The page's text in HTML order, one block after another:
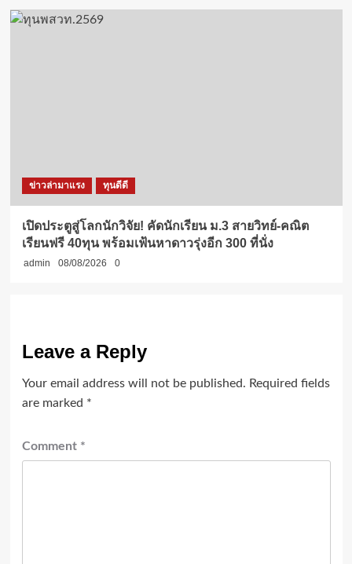
ข่าวล่ามาแรง ทุนดีดี
เปิดประตูสู่โลกนักวิจัย! คัดนักเรียน ม.3 สายวิทย์-คณิต
เรียนฟรี 40ทุน พร้อมเฟ้นหาดาวรุ่งอีก 300 ที่นั่ง
admin 08/08/2026 0
Leave a Reply
Your email address will not be published. Required fields
are marked *
Comment *